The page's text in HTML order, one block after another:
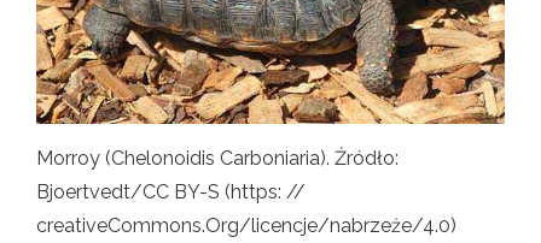
Morroy (Chelonoidis Carboniaria). Źródło:
Bjoertvedt/CC BY-S (https: //
creativeCommons.Org/licencje/nabrzeże/4.0)